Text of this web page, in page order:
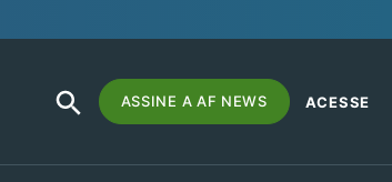
Search
for:
SEARCH
BUTTON
ASSINE A AF NEWS ACESSE